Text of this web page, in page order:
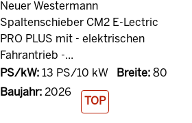
Neuer Westermann
Spaltenschieber CM2 E-Lectric
PRO PLUS mit - elektrischen
Fahrantrieb -...
PS/kW:13 PS/10 kW Breite:80
Baujahr:2026
TOP